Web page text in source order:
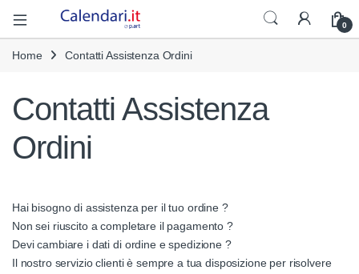
Open
0
Home Contatti Assistenza Ordini
Contatti Assistenza
Ordini
Hai bisogno di assistenza per il tuo ordine ?
Non sei riuscito a completare il pagamento ?
Devi cambiare i dati di ordine e spedizione ?
Il nostro servizio clienti è sempre a tua disposizione per risolvere